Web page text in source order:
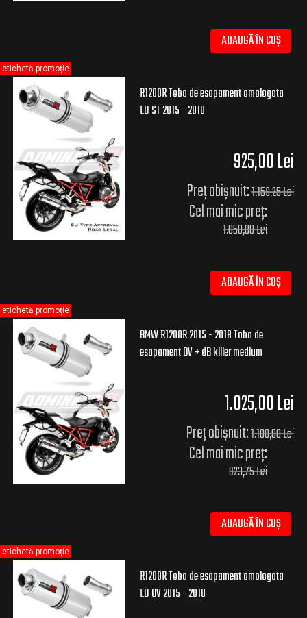
ADAUGĂ ÎN COȘ
R1200R Toba de esapament omologata
EU ST 2015 - 2018
925,00 Lei
Preț obișnuit:1.156,25 Lei
Cel mai mic preț:
1.050,00 Lei
ADAUGĂ ÎN COȘ
etichetă promoție
BMW R1200R 2015 - 2018 Toba de
esapament OV + dB killer medium
1.025,00 Lei
Preț obișnuit:1.100,00 Lei
Cel mai mic preț:
923,75 Lei
ADAUGĂ ÎN COȘ
etichetă promoție
R1200R Toba de esapament omologata
EU OV 2015 - 2018
etichetă promoție